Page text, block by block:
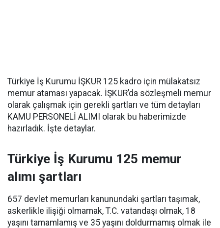
Türkiye İş Kurumu İŞKUR 125 kadro için mülakatsız
memur ataması yapacak. İŞKUR’da sözleşmeli memur
olarak çalışmak için gerekli şartları ve tüm detayları
KAMU PERSONELİ ALIMI olarak bu haberimizde
hazırladık. İşte detaylar.
Türkiye İş Kurumu 125 memur
alımı şartları
657 devlet memurları kanunundaki şartları taşımak,
askerlikle ilişiği olmamak, T.C. vatandaşı olmak, 18
yaşını tamamlamış ve 35 yaşını doldurmamış olmak ile